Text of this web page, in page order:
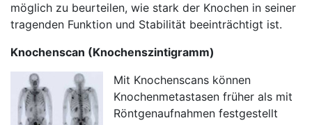
möglich zu beurteilen, wie stark der Knochen in seiner
tragenden Funktion und Stabilität beeinträchtigt ist.
Knochenscan (Knochenszintigramm)
Mit Knochenscans können
Knochenmetastasen früher als mit
Röntgenaufnahmen festgestellt